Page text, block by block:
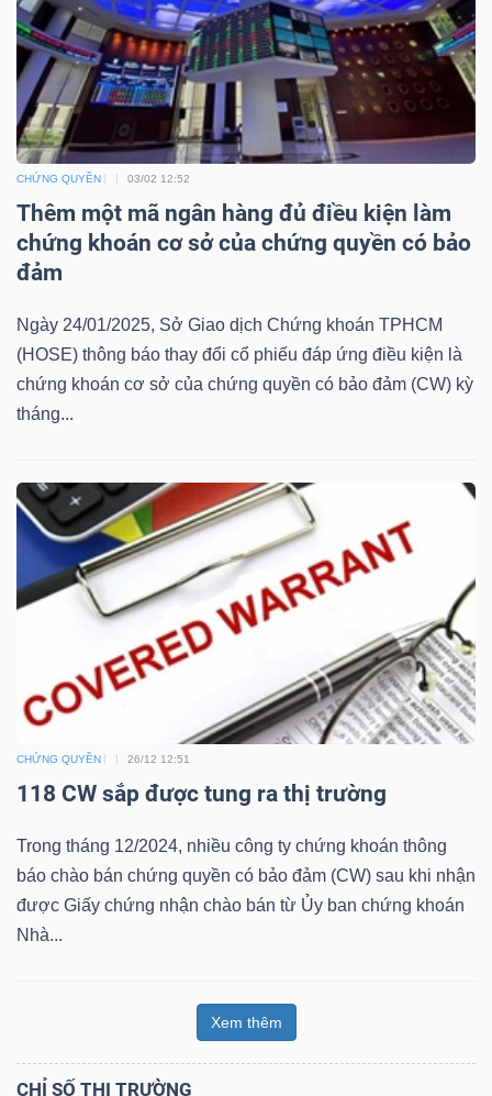
CHỨNG QUYỀN 03/02 12:52
Thêm một mã ngân hàng đủ điều kiện làm
chứng khoán cơ sở của chứng quyền có bảo
đảm
Ngày 24/01/2025, Sở Giao dịch Chứng khoán TPHCM
(HOSE) thông báo thay đổi cổ phiếu đáp ứng điều kiện là
chứng khoán cơ sở của chứng quyền có bảo đảm (CW) kỳ
tháng...
CHỨNG QUYỀN 26/12 12:51
118 CW sắp được tung ra thị trường
Trong tháng 12/2024, nhiều công ty chứng khoán thông
báo chào bán chứng quyền có bảo đảm (CW) sau khi nhận
được Giấy chứng nhận chào bán từ Ủy ban chứng khoán
Nhà...
Xem thêm
CHỈ SỐ THỊ TRƯỜNG
Tin
tức
(-)
Bài
viết
của
tác
giả
Báo
cáo
(-)
Thuật
ngữ
Dịch
(-)
Đào
chính